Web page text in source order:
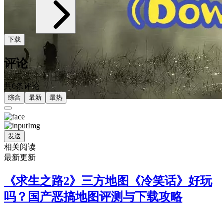
下载
评论
共0条评论
综合 最新 最热
发送
相关阅读
最新更新
《求生之路2》三方地图《冷笑话》好玩
吗？国产恶搞地图评测与下载攻略